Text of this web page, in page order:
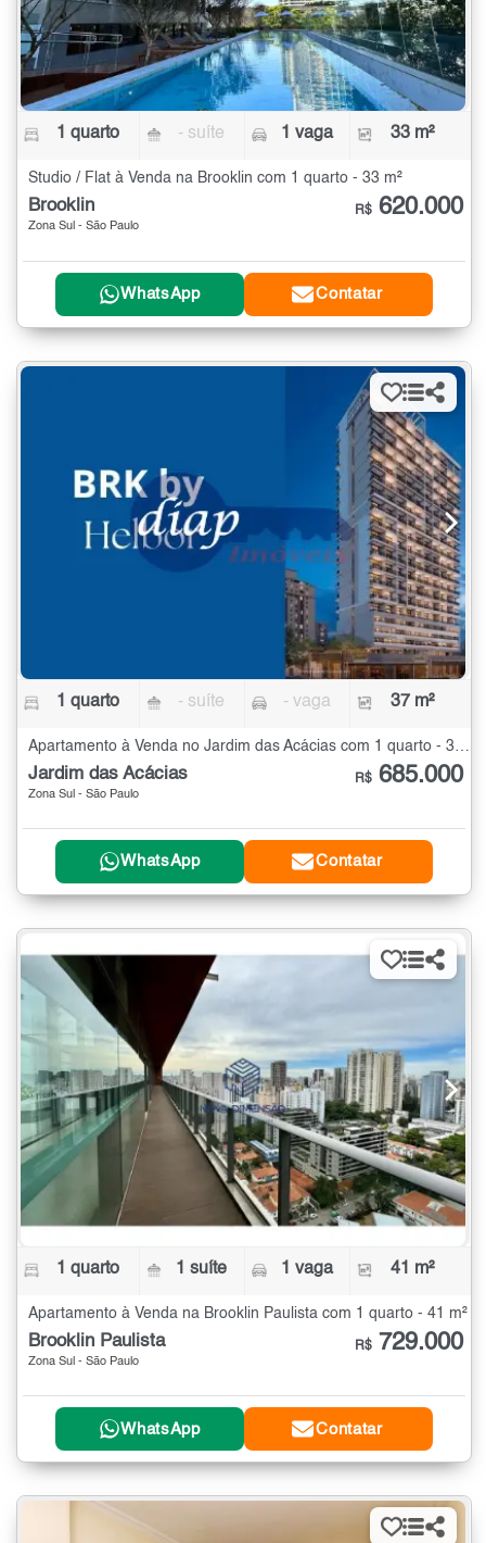
1 quarto - suíte 1 vaga 33 m²
Studio / Flat à Venda na Brooklin com 1 quarto - 33 m²
Brooklin
Zona Sul - São Paulo
R$ 620.000
WhatsApp Contatar
1 quarto - suíte - vaga 37 m²
Jardim das Acácias
Zona Sul - São Paulo
R$ 685.000
WhatsApp Contatar
1 quarto 1 suíte 1 vaga 41 m²
Apartamento à Venda na Brooklin Paulista com 1 quarto - 41 m²
Brooklin Paulista
Zona Sul - São Paulo
R$ 729.000
WhatsApp Contatar